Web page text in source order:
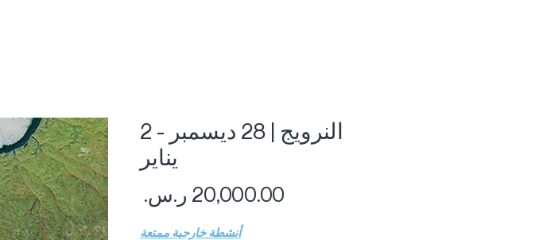
النرويج | 28 ديسمبر - 2
يناير
السعر
أنشطة خارجية ممتعة